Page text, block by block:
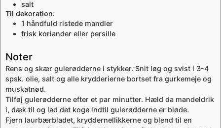
salt
Til dekoration:
1 håndfuld ristede mandler
frisk koriander eller persille
Noter
Rens og skær gulerødderne i stykker. Snit løg og svist i 3-4
spsk. olie, salt og alle krydderierne bortset fra gurkemeje og
muskatnød.
Tilføj gulerødderne efter et par minutter. Hæld da mandeldrik
i, dæk til og lad det koge indtil gulerødderne er bløde.
Fjern laurbærbladet, kryddernellikkerne og blend til en